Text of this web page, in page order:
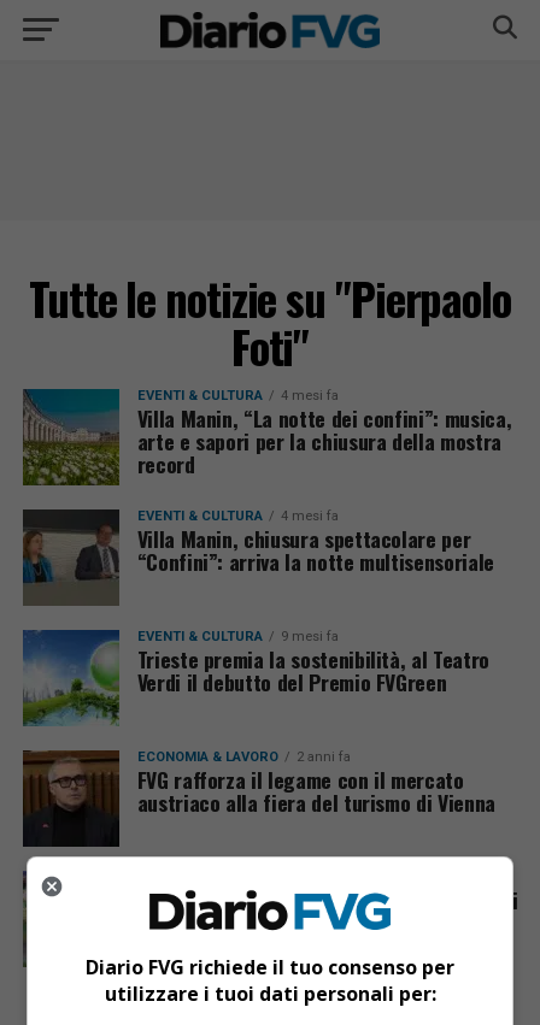
Tutte le notizie su "Pierpaolo
Foti"
EVENTI & CULTURA 4 mesi fa
Villa Manin, “La notte dei confini”: musica,
arte e sapori per la chiusura della mostra
record
EVENTI & CULTURA 4 mesi fa
Villa Manin, chiusura spettacolare per
“Confini”: arriva la notte multisensoriale
EVENTI & CULTURA 9 mesi fa
Trieste premia la sostenibilità, al Teatro
Verdi il debutto del Premio FVGreen
ECONOMIA & LAVORO 2 anni fa
FVG rafforza il legame con il mercato
austriaco alla fiera del turismo di Vienna
Fedriga al Gala NIAF per rafforzare i legami
USA-Italia
Diario FVG richiede il tuo consenso per
utilizzare i tuoi dati personali per: